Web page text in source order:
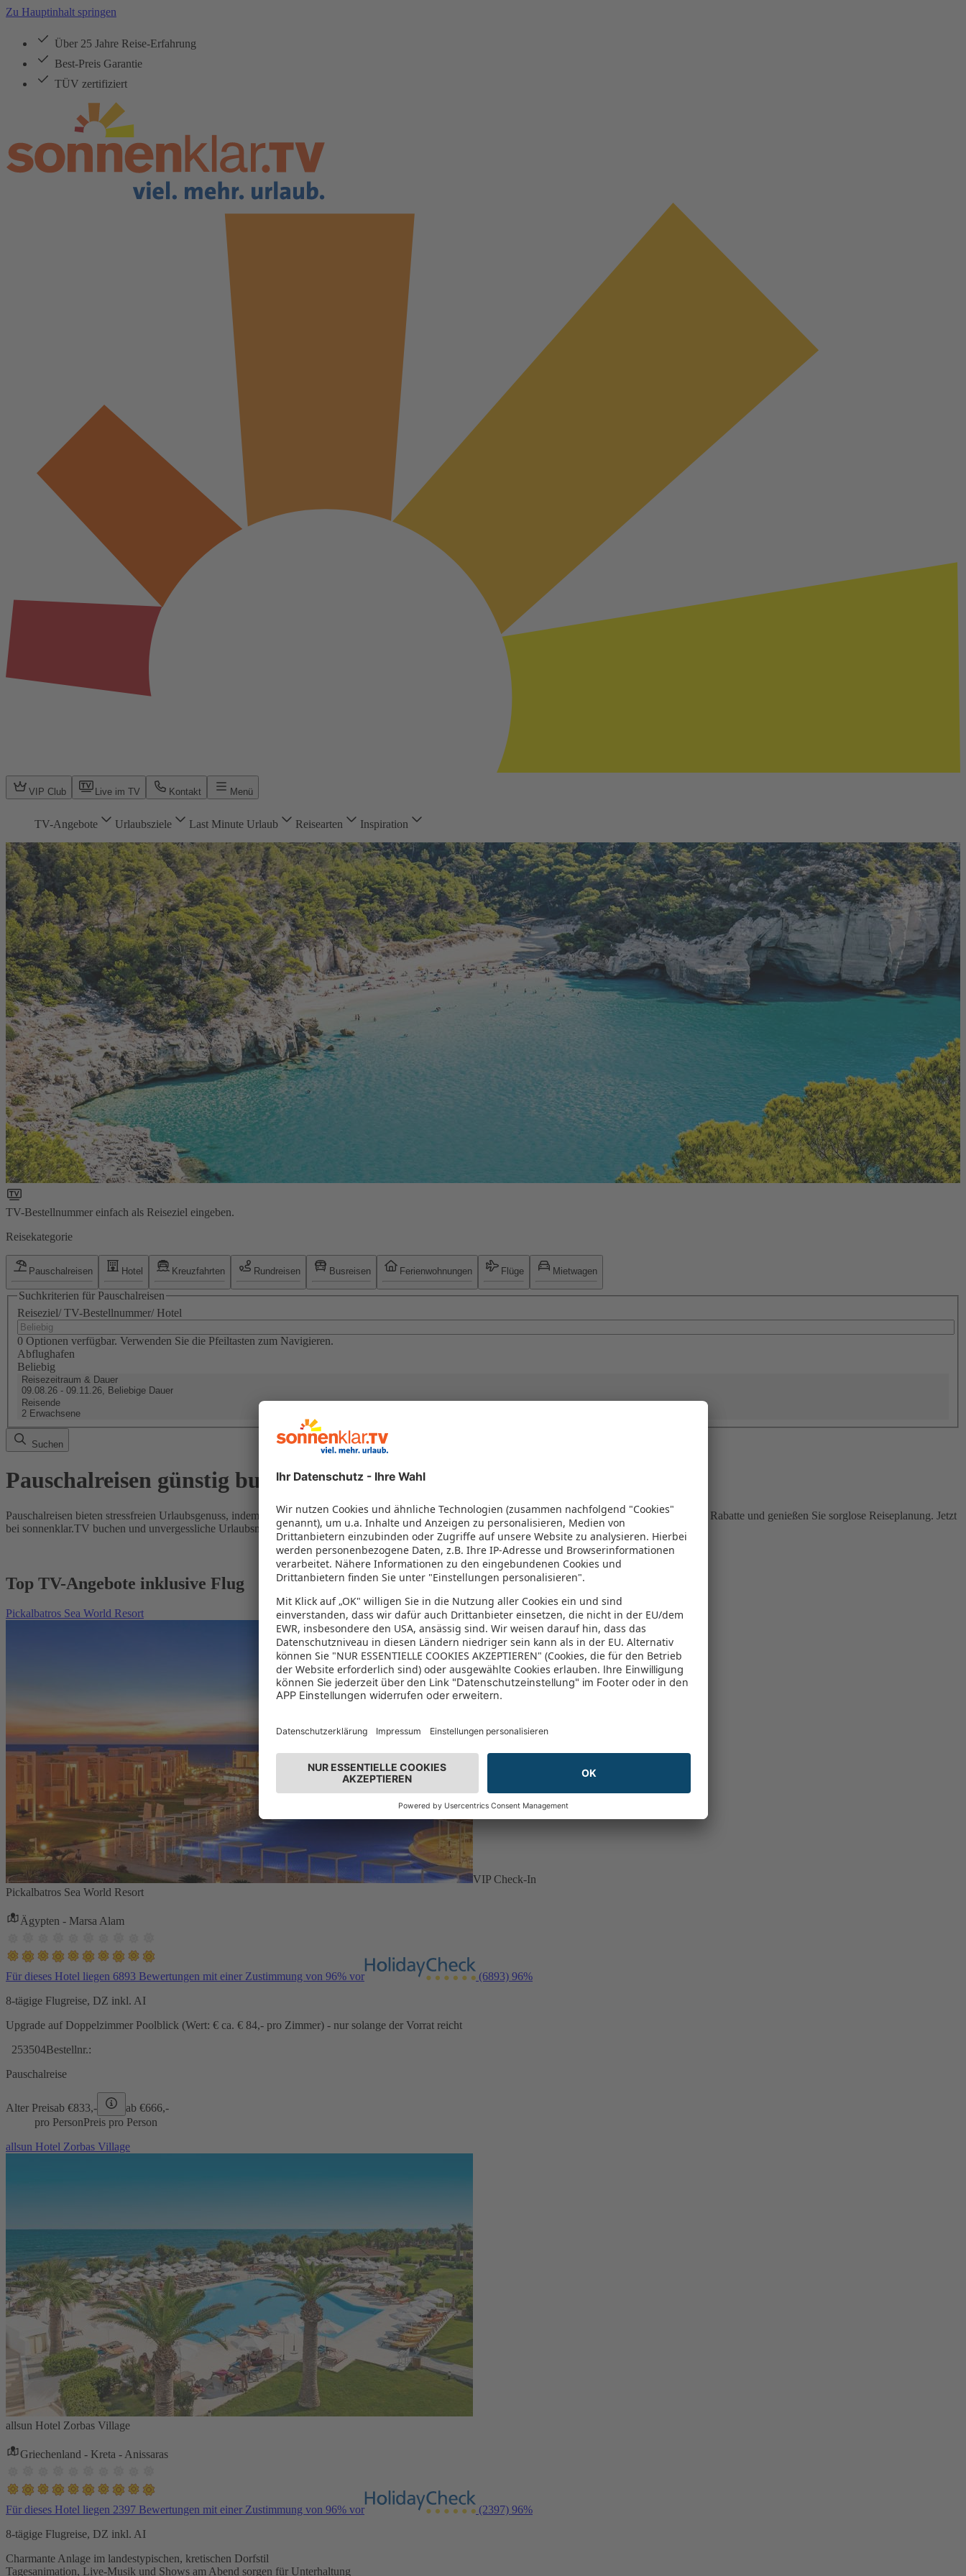
Zu Hauptinhalt springen
Über 25 Jahre Reise-Erfahrung
Best-Preis Garantie
TÜV zertifiziert
VIP Club Live im TV Kontakt Menü
TV-Angebote Urlaubsziele Last Minute Urlaub Reisearten Inspiration
TV-Bestellnummer einfach als Reiseziel eingeben.
Reisekategorie
Pauschalreisen Hotel Kreuzfahrten Rundreisen Busreisen Ferienwohnungen Flüge Mietwagen
Suchkriterien für Pauschalreisen
Reiseziel/ TV-Bestellnummer/ Hotel
0 Optionen verfügbar. Verwenden Sie die Pfeiltasten zum Navigieren.
Abflughafen
Beliebig
Reisezeitraum & Dauer
09.08.26 - 09.11.26, Beliebige Dauer
Reisende
2 Erwachsene
Suchen
Pauschalreisen günstig buchen
Pauschalreisen bieten stressfreien Urlaubsgenuss, indem Flug und Hotel in einem Paket kombiniert werden – das spart Zeit und Geld. Nutzen Sie attraktive Rabatte und genießen Sie sorglose Reiseplanung. Jetzt
bei sonnenklar.TV buchen und unvergessliche Urlaubsmomente erleben!
Top TV-Angebote inklusive Flug
Pickalbatros Sea World Resort
VIP Check-In
Pickalbatros Sea World Resort
Ägypten - Marsa Alam
Für dieses Hotel liegen 6893 Bewertungen mit einer Zustimmung von 96% vor (6893) 96%
8-tägige Flugreise, DZ inkl. AI
Upgrade auf Doppelzimmer Poolblick (Wert: € ca. € 84,- pro Zimmer) - nur solange der Vorrat reicht
253504Bestellnr.:
Pauschalreise
Alter Preisab €833,- ab €666,-
pro PersonPreis pro Person
allsun Hotel Zorbas Village
allsun Hotel Zorbas Village
Griechenland - Kreta - Anissaras
Für dieses Hotel liegen 2397 Bewertungen mit einer Zustimmung von 96% vor (2397) 96%
8-tägige Flugreise, DZ inkl. AI
Charmante Anlage im landestypischen, kretischen Dorfstil
Tagesanimation, Live-Musik und Shows am Abend sorgen für Unterhaltung